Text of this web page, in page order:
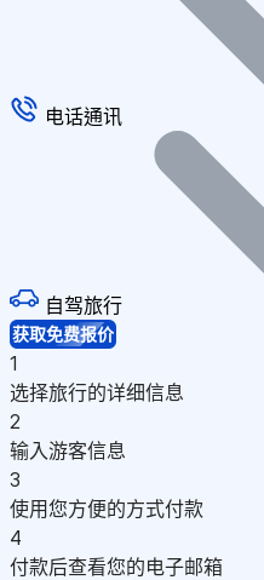
电话通讯
自驾旅行
获取免费报价
1
选择旅行的详细信息
2
输入游客信息
3
使用您方便的方式付款
4
付款后查看您的电子邮箱